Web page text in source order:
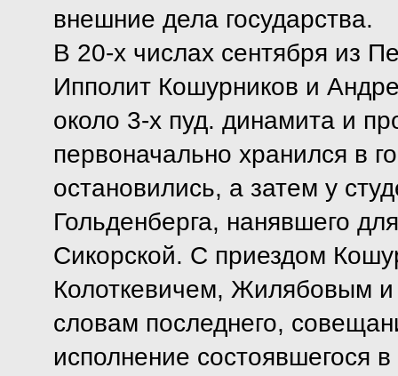
внешние дела государства.
В 20-х числах сентября из
Ипполит Кошурников и
около 3-х пуд. динамита и
первоначально хранился в
остановились, а затем у
Гольденберга, нанявшего
Сикорской. С приездом
Колоткевичем, Жилябовым и
словам последнего,
исполнение состоявшегося